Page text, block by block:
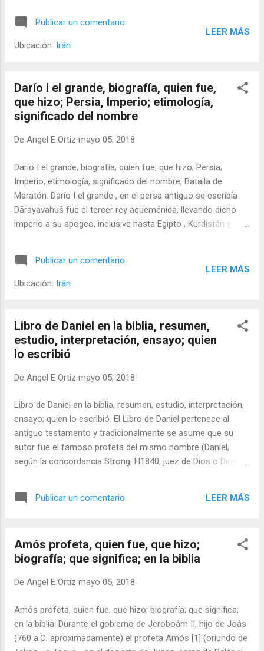
civilizados del cercano oriente, gran parte de Asia y el
Cáucaso, así como algunos territorios en Europa.
Publicar un comentario
Ubicación: Irán
LEER MÁS
Darío I el grande, biografía, quien fue,
que hizo; Persia, Imperio; etimología,
significado del nombre
De Angel E Ortiz mayo 05, 2018
Darío I el grande, biografía, quien fue, que hizo; Persia;
Imperio, etimología, significado del nombre; Batalla de
Maratón. Darío I el grande , en el persa antiguo se escribía
Dārayavahuš fue el tercer rey aqueménida, llevando dicho
imperio a su apogeo, inclusive hasta Egipto , Kurdistán y
Ciro II; el nombre de su progenitora era Rhodogune. Nacería
en el 549 aC.
Publicar un comentario
Ubicación: Irán
LEER MÁS
Libro de Daniel en la biblia, resumen,
estudio, interpretación, ensayo; quien
lo escribió
De Angel E Ortiz mayo 05, 2018
Libro de Daniel en la biblia, resumen, estudio, interpretación,
ensayo; quien lo escribió. El Libro de Daniel pertenece al
antiguo testamento y tradicionalmente se asume que su
autor fue el famoso profeta del mismo nombre (Daniel,
según la concordancia Strong: H1840, juez de Dios o Dios es
menciona en Libros como el de Ezequiel y otros, como
prototipo de personaje justo y sabio (aunque haya un Daniel
Publicar un comentario LEER MÁS
Amós profeta, quien fue, que hizo;
biografía; que significa; en la biblia
De Angel E Ortiz mayo 05, 2018
Amós profeta, quien fue, que hizo; biografía; que significa;
en la biblia. Durante el gobierno de Jeroboám II, hijo de Joás
(760 a.C. aproximadamente) el profeta Amós [1] (oriundo de